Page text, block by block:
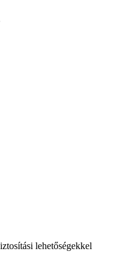
lehetőségekkel